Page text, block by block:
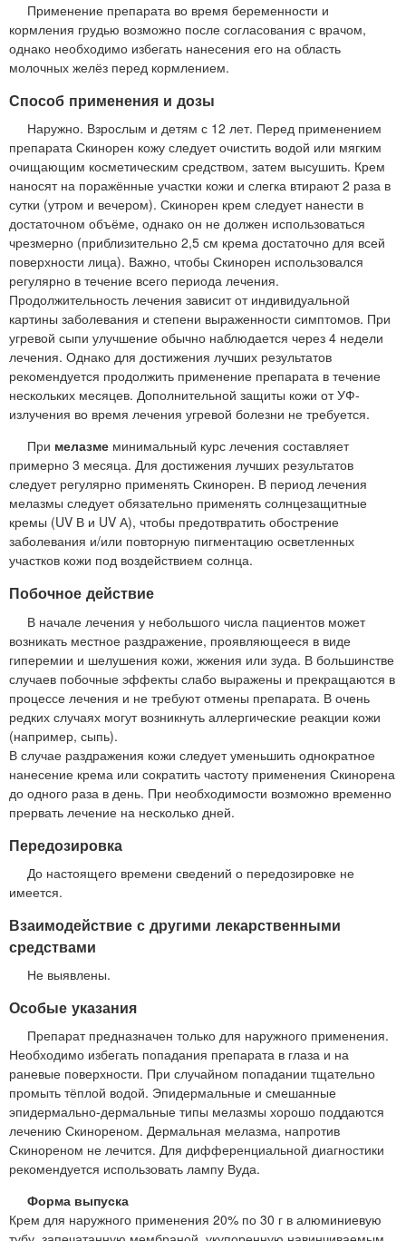
Применение препарата во время беременности и
кормления грудью возможно после согласования с врачом,
однако необходимо избегать нанесения его на область
молочных желёз перед кормлением.
Способ применения и дозы
Наружно. Взрослым и детям с 12 лет. Перед применением
препарата Скинорен кожу следует очистить водой или мягким
очищающим косметическим средством, затем высушить. Крем
наносят на поражённые участки кожи и слегка втирают 2 раза в
сутки (утром и вечером). Скинорен крем следует нанести в
достаточном объёме, однако он не должен использоваться
чрезмерно (приблизительно 2,5 см крема достаточно для всей
поверхности лица). Важно, чтобы Скинорен использовался
регулярно в течение всего периода лечения.
Продолжительность лечения зависит от индивидуальной
картины заболевания и степени выраженности симптомов. При
угревой сыпи улучшение обычно наблюдается через 4 недели
лечения. Однако для достижения лучших результатов
рекомендуется продолжить применение препарата в течение
нескольких месяцев. Дополнительной защиты кожи от УФ-
излучения во время лечения угревой болезни не требуется.
При мелазме минимальный курс лечения составляет
примерно 3 месяца. Для достижения лучших результатов
следует регулярно применять Скинорен. В период лечения
мелазмы следует обязательно применять солнцезащитные
кремы (UV В и UV А), чтобы предотвратить обострение
заболевания и/или повторную пигментацию осветленных
участков кожи под воздействием солнца.
Побочное действие
В начале лечения у небольшого числа пациентов может
возникать местное раздражение, проявляющееся в виде
гиперемии и шелушения кожи, жжения или зуда. В большинстве
случаев побочные эффекты слабо выражены и прекращаются в
процессе лечения и не требуют отмены препарата. В очень
редких случаях могут возникнуть аллергические реакции кожи
(например, сыпь).
В случае раздражения кожи следует уменьшить однократное
нанесение крема или сократить частоту применения Скинорена
до одного раза в день. При необходимости возможно временно
прервать лечение на несколько дней.
Передозировка
До настоящего времени сведений о передозировке не
имеется.
Взаимодействие с другими лекарственными
средствами
Не выявлены.
Особые указания
Препарат предназначен только для наружного применения.
Необходимо избегать попадания препарата в глаза и на
раневые поверхности. При случайном попадании тщательно
промыть тёплой водой. Эпидермальные и смешанные
эпидермально-дермальные типы мелазмы хорошо поддаются
лечению Скинореном. Дермальная мелазма, напротив
Скинореном не лечится. Для дифференциальной диагностики
рекомендуется использовать лампу Вуда.
Форма выпуска
Крем для наружного применения 20% по 30 г в алюминиевую